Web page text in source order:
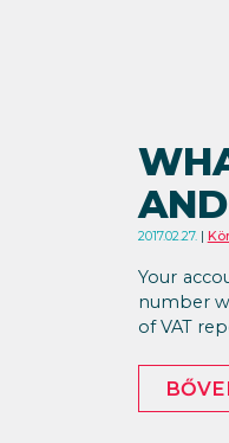
2017.02.27.
Your
number
of VAT